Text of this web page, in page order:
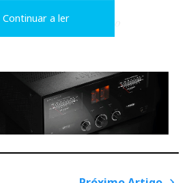
olimpicamente o
retribuir na mesma
com o vídeo com som
E nós acima de tudo somos
Continuar a ler